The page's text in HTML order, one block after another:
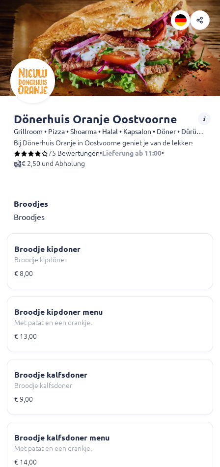
Dönerhuis Oranje Oostvoorne
Grillroom • Pizza • Shoarma • Halal • Kapsalon • Döner • Dürüm • Kebab • Drinks
Bij Dönerhuis Oranje in Oostvoorne geniet je van de lekkerste
75 Bewertungen•Lieferung ab 11:00•
€ 2,50 und Abholung
Broodjes
Broodjes
Broodje kipdoner
Broodje kipdöner
€ 8,00
Broodje kipdoner menu
Met patat en een drankje.
€ 13,00
Broodje kalfsdoner
Broodje kalfsdoner
€ 9,00
Broodje kalfsdoner menu
Met patat en een drankje.
€ 14,00